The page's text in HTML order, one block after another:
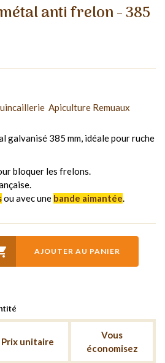
anti frelon - 385
 Apiculture Remuaux
galvanisé 385 mm, idéale pour ruche
bloquer les frelons.
ou avec une bande aimantée.
AJOUTER AU PANIER
Prix unitaire
Vous
économisez